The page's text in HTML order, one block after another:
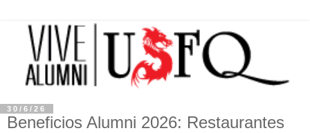
30/6/26
Beneficios Alumni 2026: Restaurantes